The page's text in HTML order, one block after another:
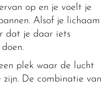
op en je voelt je
Alsof je lichaam
dat je daar iets
plek waar de lucht
De combinatie van